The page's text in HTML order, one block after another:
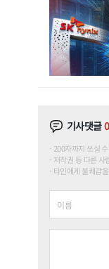
기사댓글0
200자까지 쓰실
저작권 등 다른 사
타인에게 불쾌감